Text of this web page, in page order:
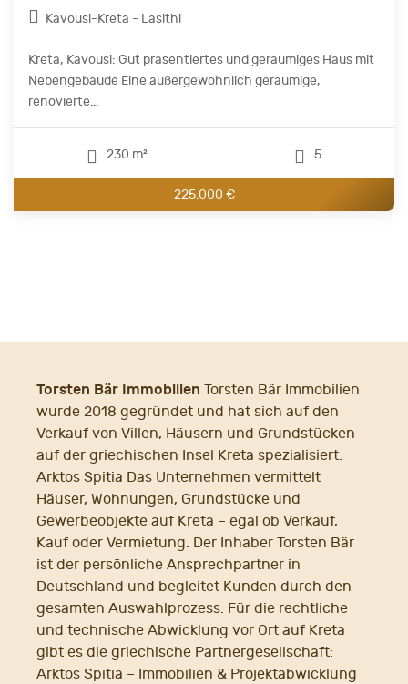
Kavousi-Kreta - Lasithi
Kreta, Kavousi: Gut präsentiertes und geräumiges Haus mit
Nebengebäude Eine außergewöhnlich geräumige,
renovierte...
230 m² 5
225.000 €
Torsten Bär Immobilien Torsten Bär Immobilien
wurde 2018 gegründet und hat sich auf den
Verkauf von Villen, Häusern und Grundstücken
auf der griechischen Insel Kreta spezialisiert.
Arktos Spitia Das Unternehmen vermittelt
Häuser, Wohnungen, Grundstücke und
Gewerbeobjekte auf Kreta – egal ob Verkauf,
Kauf oder Vermietung. Der Inhaber Torsten Bär
ist der persönliche Ansprechpartner in
Deutschland und begleitet Kunden durch den
gesamten Auswahlprozess. Für die rechtliche
und technische Abwicklung vor Ort auf Kreta
gibt es die griechische Partnergesellschaft:
Arktos Spitia – Immobilien & Projektabwicklung